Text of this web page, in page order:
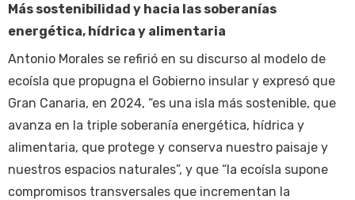
Más sostenibilidad y hacia las soberanías
energética, hídrica y alimentaria
Antonio Morales se refirió en su discurso al modelo de
ecoísla que propugna el Gobierno insular y expresó que
Gran Canaria, en 2024, “es una isla más sostenible, que
avanza en la triple soberanía energética, hídrica y
alimentaria, que protege y conserva nuestro paisaje y
nuestros espacios naturales”, y que “la ecoísla supone
compromisos transversales que incrementan la